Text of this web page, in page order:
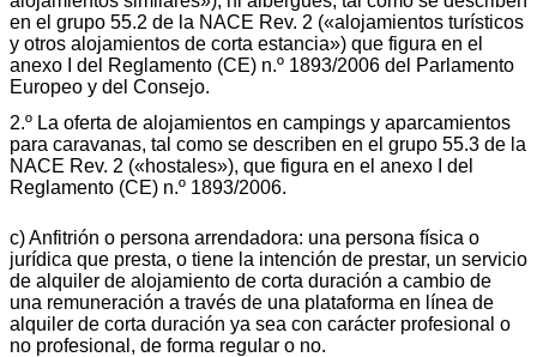
en el grupo 55.2 de la NACE Rev. 2 («alojamientos turísticos
y otros alojamientos de corta estancia») que figura en el
anexo I del Reglamento (CE) n.º 1893/2006 del Parlamento
Europeo y del Consejo.
2.º La oferta de alojamientos en campings y aparcamientos
para caravanas, tal como se describen en el grupo 55.3 de la
NACE Rev. 2 («hostales»), que figura en el anexo I del
Reglamento (CE) n.º 1893/2006.
c) Anfitrión o persona arrendadora: una persona física o
jurídica que presta, o tiene la intención de prestar, un servicio
de alquiler de alojamiento de corta duración a cambio de
una remuneración a través de una plataforma en línea de
alquiler de corta duración ya sea con carácter profesional o
no profesional, de forma regular o no.